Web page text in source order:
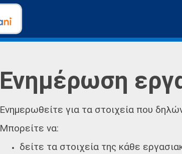
Ενημέρωση
Ενημερωθείτε για τα στοιχεία που
Μπορείτε να:
δείτε τα στοιχεία της κάθε